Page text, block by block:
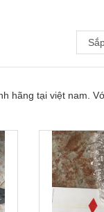
hãng tại việt nam.